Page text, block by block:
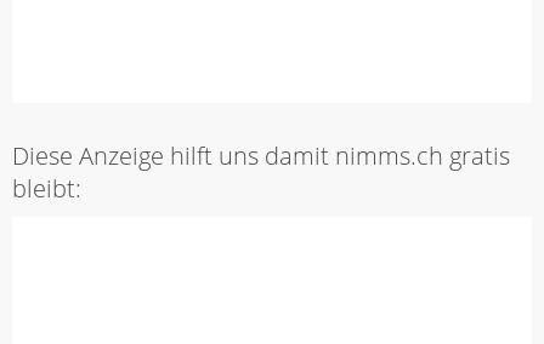
Diese Anzeige hilft uns damit nimms.ch gratis
bleibt: